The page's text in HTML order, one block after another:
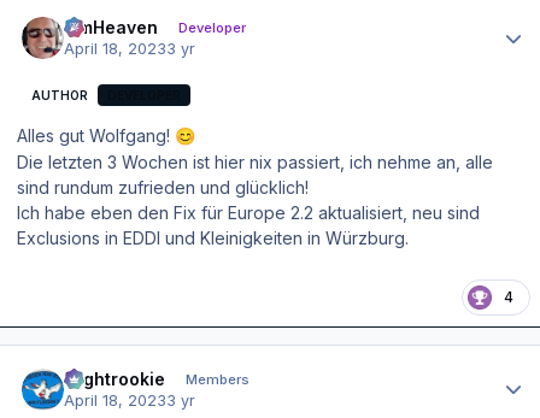
simHeaven Developer
April 18, 20233 yr
AUTHOR
Alles gut Wolfgang! 😊
Die letzten 3 Wochen ist hier nix passiert, ich nehme an, alle
sind rundum zufrieden und glücklich!
Ich habe eben den Fix für Europe 2.2 aktualisiert, neu sind
Exclusions in EDDI und Kleinigkeiten in Würzburg.
4
Flightrookie Members
April 18, 20233 yr